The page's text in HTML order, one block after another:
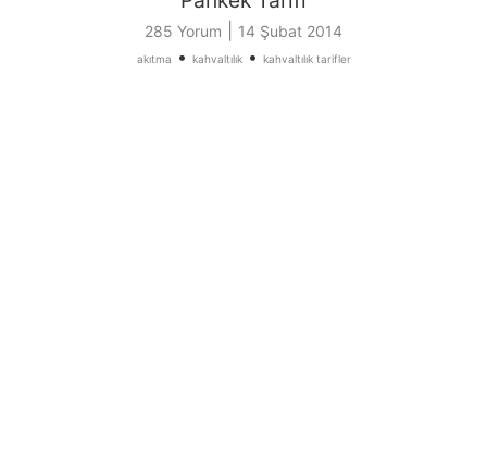
285 Yorum 14 Şubat 2014
akıtma • kahvaltılık• kahvaltılık tarifler